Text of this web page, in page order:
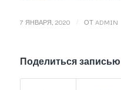
7 ЯНВАРЯ, 2020 ОТ ADMIN
Поделиться записью